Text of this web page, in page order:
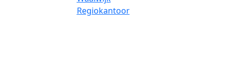
Regiokantoor